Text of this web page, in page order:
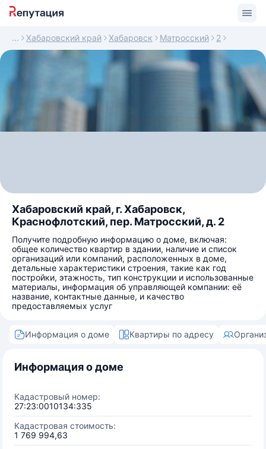
Хабаровский край Хабаровск Матросский 2
Хабаровский край, г. Хабаровск,
Краснофлотский, пер. Матросский, д. 2
Получите подробную информацию о доме, включая:
общее количество квартир в здании, наличие и список
организаций или компаний, расположенных в доме,
детальные характеристики строения, такие как год
постройки, этажность, тип конструкции и использованные
материалы, информация об управляющей компании: её
название, контактные данные, и качество
предоставляемых услуг
Информация о доме Квартиры по адресу
Информация о доме
Кадастровый номер:
27:23:0010134:335
Кадастровая стоимость:
1 769 994,63